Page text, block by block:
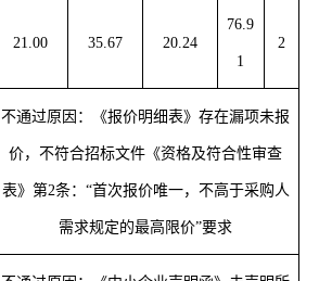
21.00 35.67 20.24
76.9
1
2
不通过原因：《报价明细表》存在漏项未报
价，不符合招标文件《资格及符合性审查
表》第2条：“首次报价唯一，不高于采购人
需求规定的最高限价”要求